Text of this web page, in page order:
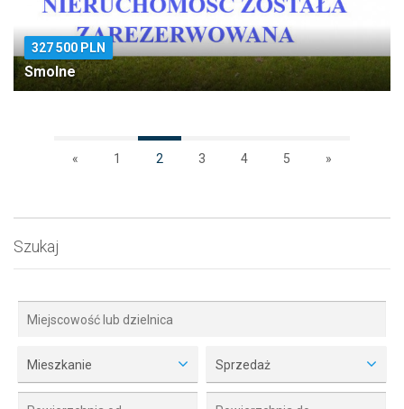
327 500 PLN
Smolne
« 1 2 3 4 5 »
Szukaj
Mieszkanie Sprzedaż